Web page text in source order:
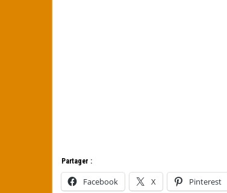
Partager :
Facebook X Pinterest